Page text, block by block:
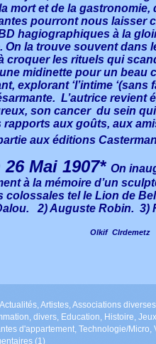
mort et de la gastronomie,
pourront nous laisser
hagiographiques à la
On la trouve souvent dans
croquer les rituels qui
midinette pour un beau
explorant ‘l’intime ‘(sans
L’autrice revient
son cancer du sein
rapports aux goûts, aux
aux éditions
26 Mai 1907* On
à la mémoired’un
colossales tel le Lion de
2) Auguste Robin. 3)
Olkif Clrdemetz
Actualités Artistes Associations diverses
divers Education Histoire Jeux
d'appartement Technologie/Micro
(1)